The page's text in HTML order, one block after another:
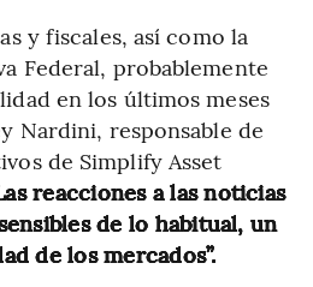
y fiscales, así como la
Federal, probablemente
en los últimos meses
Nardini, responsable de
de Simplify Asset
reacciones a las noticias
de lo habitual, un
de los mercados”.